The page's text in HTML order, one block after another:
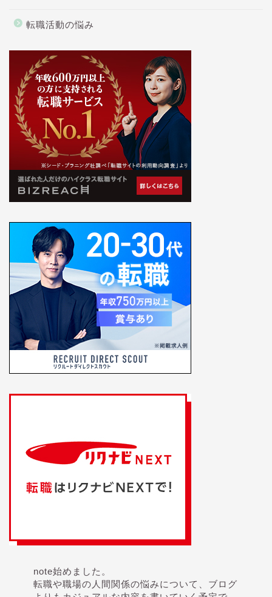
転職活動の悩み
note始めました。
転職や職場の人間関係の悩みについて、ブログ